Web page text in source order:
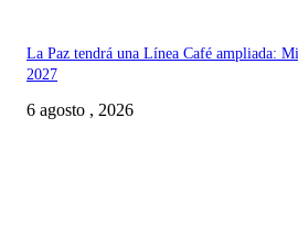
La Paz tendrá una Línea Café ampliada:
2027
6 agosto , 2026